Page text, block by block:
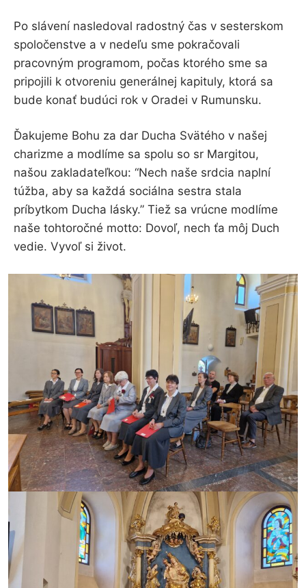
Po slávení nasledoval radostný čas v sesterskom
spoločenstve a v nedeľu sme pokračovali
pracovným programom, počas ktorého sme sa
pripojili k otvoreniu generálnej kapituly, ktorá sa
bude konať budúci rok v Oradei v Rumunsku.
Ďakujeme Bohu za dar Ducha Svätého v našej
charizme a modlíme sa spolu so sr Margitou,
našou zakladateľkou: “Nech naše srdcia naplní
túžba, aby sa každá sociálna sestra stala
príbytkom Ducha lásky.” Tiež sa vrúcne modlíme
naše tohtoročné motto: Dovoľ, nech ťa môj Duch
vedie. Vyvoľ si život.